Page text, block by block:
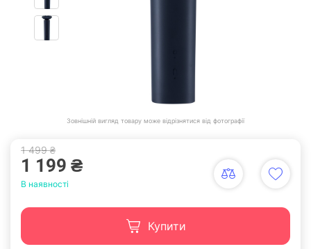
Зовнішній вигляд товару може відрізнятися від фотографії
1 499 ₴
1 199 ₴
В наявності
Купити